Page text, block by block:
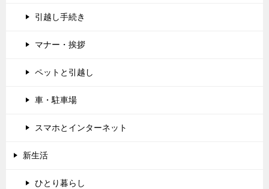
引越し手続き
マナー・挨拶
ペットと引越し
車・駐車場
スマホとインターネット
新生活
ひとり暮らし